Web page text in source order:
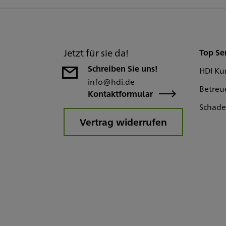
Jetzt für sie da!
Schreiben Sie uns!
info@hdi.de
Kontaktformular
Vertrag widerrufen
Top
HDI